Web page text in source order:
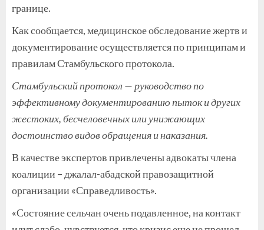
границе.
Как сообщается, медицинское обследование жертв и
документирование осуществляется по принципам и
правилам Стамбульского протокола.
Стамбульский протокол — руководство по
эффективному документированию пыток и других
жестоких, бесчеловечных или унижающих
достоинство видов обращения и наказания.
В качестве экспертов привлечены адвокаты члена
коалиции – джалал-абадской правозащитной
организации «Справедливость».
«Состояние сельчан очень подавленное, на контакт